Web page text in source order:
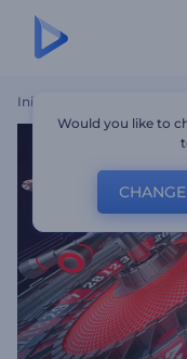
Inicio
Would you like to
CHANGE